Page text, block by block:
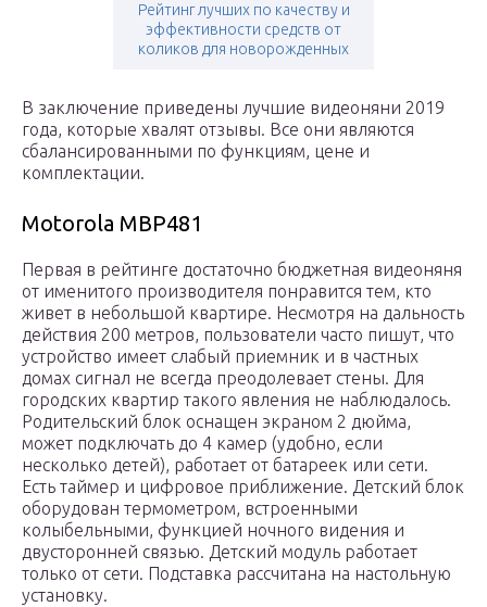
Рейтинг лучших по качеству и
эффективности средств от
коликов для новорожденных
В заключение приведены лучшие видеоняни 2019
года, которые хвалят отзывы. Все они являются
сбалансированными по функциям, цене и
комплектации.
Motorola MBP481
Первая в рейтинге достаточно бюджетная видеоняня
от именитого производителя понравится тем, кто
живет в небольшой квартире. Несмотря на дальность
действия 200 метров, пользователи часто пишут, что
устройство имеет слабый приемник и в частных
домах сигнал не всегда преодолевает стены. Для
городских квартир такого явления не наблюдалось.
Родительский блок оснащен экраном 2 дюйма,
может подключать до 4 камер (удобно, если
несколько детей), работает от батареек или сети.
Есть таймер и цифровое приближение. Детский блок
оборудован термометром, встроенными
колыбельными, функцией ночного видения и
двусторонней связью. Детский модуль работает
только от сети. Подставка рассчитана на настольную
установку.